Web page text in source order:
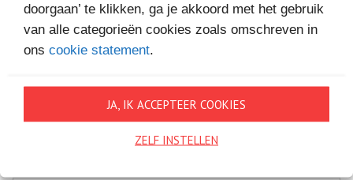
doorgaan’ te klikken, ga je akkoord met het gebruik
van alle categorieën cookies zoals omschreven in
ons cookie statement.
JA, IK ACCEPTEER COOKIES
ZELF INSTELLEN
DE KATHARINACODE